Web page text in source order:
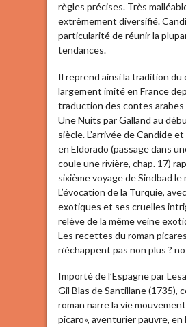
règles précises. Très
extrêmement diversifié.
particularité de réunir la
tendances.
Il reprend ainsi la tradition du
largement imité en France
traduction des contes arabes
Une Nuits par Galland au
siècle. L’arrivée de Candide
en Eldorado (passage dans
coule une rivière, chap. 17)
sixième voyage de Sindbad le
L’évocation de la Turquie,
exotiques et ses cruelles
relève de la même veine
Les recettes du roman
n’échappent pas non plus ?
Importé de l’Espagne par
Gil Blas de Santillane (1735),
roman narre la vie
picaro», aventurier pauvre,